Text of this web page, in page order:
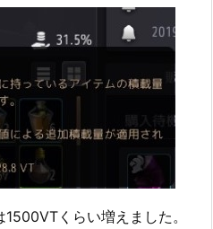
くらい増えました。